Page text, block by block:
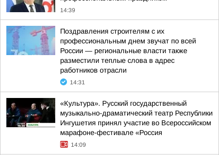
14:39
Поздравления строителям с их
профессиональным днем звучат по всей
России — региональные власти также
разместили теплые слова в адрес
работников отрасли
14:31
«Культура». Русский государственный
музыкально-драматический театр Республики
Ингушетия принял участие во Всероссийском
марафоне-фестивале «Россия
14:09